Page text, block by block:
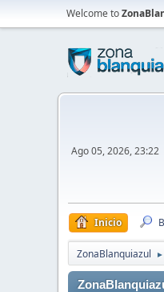
Welcome to
Ago 05, 2026, 23:22
Inicio
ZonaBlanquiazul ►